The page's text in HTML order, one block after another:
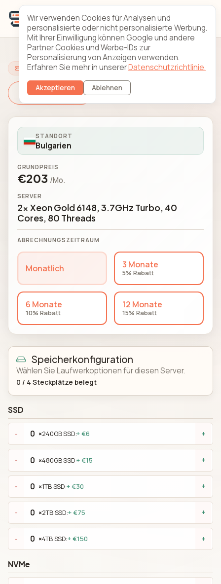
Server konfigurieren
Server wechseln
STANDORT
Bulgarien
SERVER
2x Xeon Gold 6148, 3.7GHz Turbo, 40
Cores, 80 Threads
GRUNDPREIS
€203 /Mo.
ABRECHNUNGSZEITRAUM
Monatlich 3 Monate
5% Rabatt
6 Monate
10% Rabatt
12 Monate
15% Rabatt
Speicherkonfiguration
Wählen Sie Laufwerkoptionen für diesen Server.
0 / 4 Steckplätze belegt
SSD
- ×240GB SSD:+ €6 +
- ×480GB SSD:+ €15 +
- ×1TB SSD:+ €30 +
- ×2TB SSD:+ €75 +
- ×4TB SSD:+ €150 +
NVMe
Wir verwenden Cookies für Analysen und
personalisierte oder nicht personalisierte Werbung.
Mit Ihrer Einwilligung können Google und andere
Partner Cookies und Werbe-IDs zur
Personalisierung von Anzeigen verwenden.
Erfahren Sie mehr in unsererDatenschutzrichtlinie.
Akzeptieren Ablehnen